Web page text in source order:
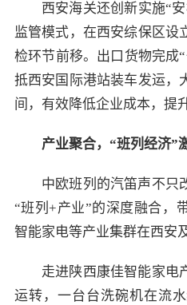
西安海关还创新实施“
监管模式，在西安综保区设
检环节前移。出口货物完成
抵西安国际港站装车发运，
间，有效降低企业成本，提
产业聚合，“班列经济”
中欧班列的汽笛声不只
“班列+产业”的深度融合，
智能家电等产业集群在西安
走进陕西康佳智能家电
运转，一台台洗碗机在流